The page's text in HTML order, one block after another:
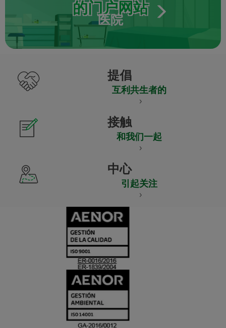
的门户网站
医院
提倡
互利共生者的
接触
和我们一起
中心
引起关注